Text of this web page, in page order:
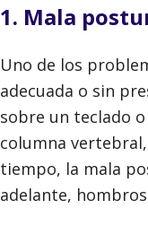
1. Mala
Uno de los
adecuada o sin
sobre un teclado
columna
tiempo, la mala
adelante,